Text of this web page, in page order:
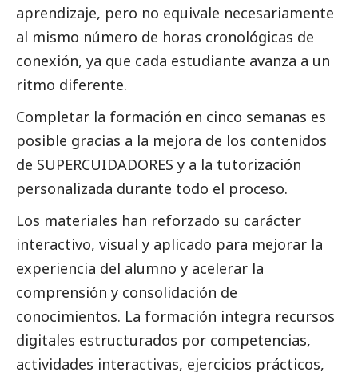
aprendizaje, pero no equivale necesariamente
al mismo número de horas cronológicas de
conexión, ya que cada estudiante avanza a un
ritmo diferente.
Completar la formación en cinco semanas es
posible gracias a la mejora de los contenidos
de SUPERCUIDADORES y a la tutorización
personalizada durante todo el proceso.
Los materiales han reforzado su carácter
interactivo, visual y aplicado para mejorar la
experiencia del alumno y acelerar la
comprensión y consolidación de
conocimientos. La formación integra recursos
digitales estructurados por competencias,
actividades interactivas, ejercicios prácticos,